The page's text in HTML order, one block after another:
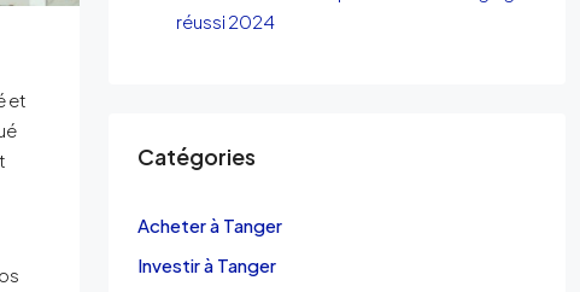
et
réussi 2024
Catégories
Acheter à Tanger
Investir à Tanger